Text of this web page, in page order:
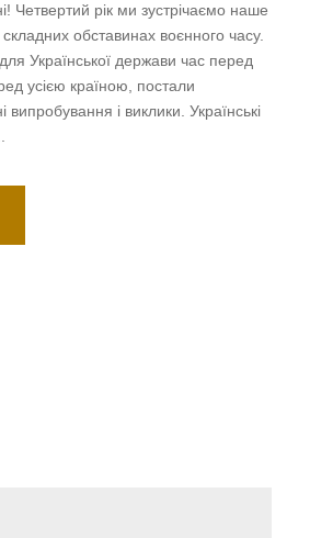
Четвертий рік ми зустрічаємо наше
обставинах воєнного часу.
Української держави час перед
усією країною, постали
випробування і виклики. Українські